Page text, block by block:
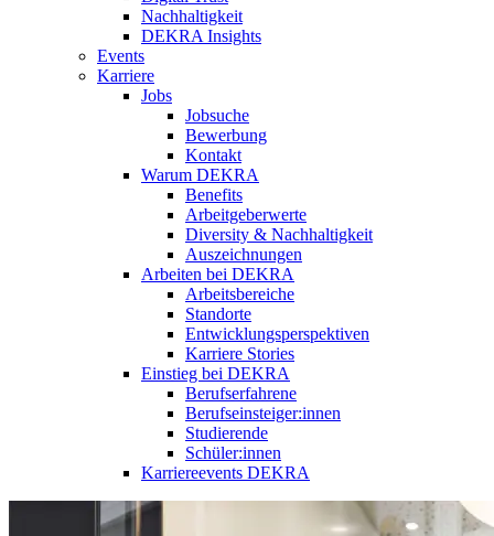
Nachhaltigkeit
DEKRA Insights
Events
Karriere
Jobs
Jobsuche
Bewerbung
Kontakt
Warum DEKRA
Benefits
Arbeitgeberwerte
Diversity & Nachhaltigkeit
Auszeichnungen
Arbeiten bei DEKRA
Arbeitsbereiche
Standorte
Entwicklungsperspektiven
Karriere Stories
Einstieg bei DEKRA
Berufserfahrene
Berufseinsteiger:innen
Studierende
Schüler:innen
Karriereevents DEKRA